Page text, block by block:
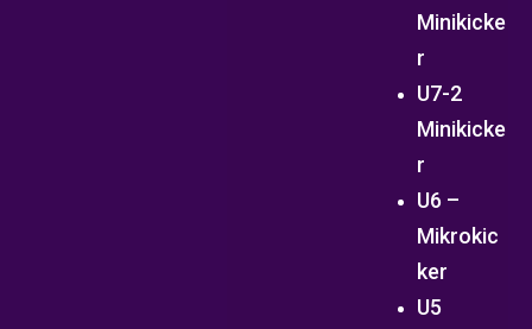
Minikicke
r
U7-2
Minikicke
r
U6 –
Mikrokic
ker
U5